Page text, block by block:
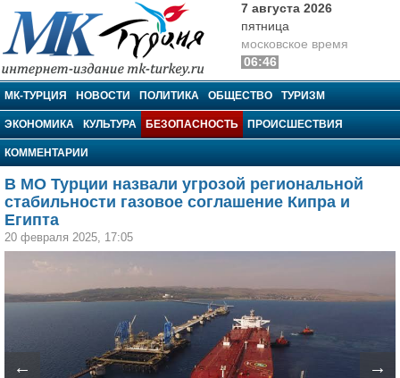
МК-Турция
7 августа 2026
пятница
московское время
06:46
МК-ТУРЦИЯ НОВОСТИ ПОЛИТИКА ОБЩЕСТВО ТУРИЗМ
ЭКОНОМИКА КУЛЬТУРА БЕЗОПАСНОСТЬ ПРОИСШЕСТВИЯ
КОММЕНТАРИИ
В МО Турции назвали угрозой региональной
стабильности газовое соглашение Кипра и
Египта
20 февраля 2025, 17:05
← →